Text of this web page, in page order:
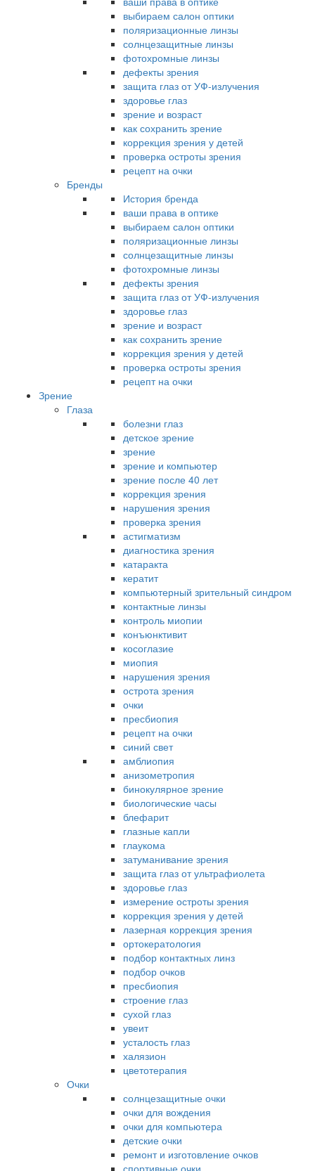
выбираем салон оптики
поляризационные линзы
солнцезащитные линзы
фотохромные линзы
дефекты зрения
защита глаз от УФ-излучения
здоровье глаз
зрение и возраст
как сохранить зрение
коррекция зрения у детей
проверка остроты зрения
рецепт на очки
Бренды
История бренда
ваши права в оптике
выбираем салон оптики
поляризационные линзы
солнцезащитные линзы
фотохромные линзы
дефекты зрения
защита глаз от УФ-излучения
здоровье глаз
зрение и возраст
как сохранить зрение
коррекция зрения у детей
проверка остроты зрения
рецепт на очки
Зрение
Глаза
болезни глаз
детское зрение
зрение
зрение и компьютер
зрение после 40 лет
коррекция зрения
нарушения зрения
проверка зрения
астигматизм
диагностика зрения
катаракта
кератит
компьютерный зрительный синдром
контактные линзы
контроль миопии
конъюнктивит
косоглазие
миопия
нарушения зрения
острота зрения
очки
пресбиопия
рецепт на очки
синий свет
амблиопия
анизометропия
бинокулярное зрение
биологические часы
блефарит
глазные капли
глаукома
затуманивание зрения
защита глаз от ультрафиолета
здоровье глаз
измерение остроты зрения
коррекция зрения у детей
лазерная коррекция зрения
ортокератология
подбор контактных линз
подбор очков
пресбиопия
строение глаз
сухой глаз
увеит
усталость глаз
халязион
цветотерапия
Очки
солнцезащитные очки
очки для вождения
очки для компьютера
детские очки
ремонт и изготовление очков